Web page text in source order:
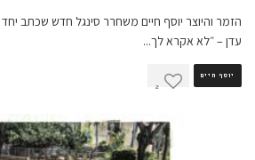
הזמר והיוצר יוסף חיים משחרר סינגל חדש שכתב
עדן – ״לא אקרא לך...
יוסף חיים
2